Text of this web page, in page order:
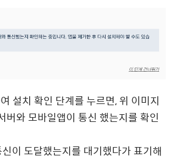
설치 확인 단계를 누르면, 위 이미지
버와 모바일앱이 통신 했는지를 확인
이 도달했는지를 대기했다가 표기해